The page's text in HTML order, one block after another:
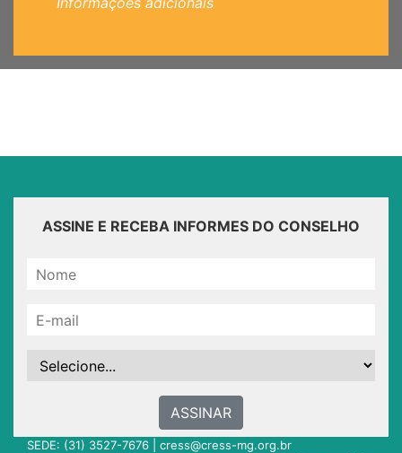
ASSINE E RECEBA INFORMES DO CONSELHO
ASSINAR
SEDE: (31) 3527-7676 | cress@cress-mg.org.br